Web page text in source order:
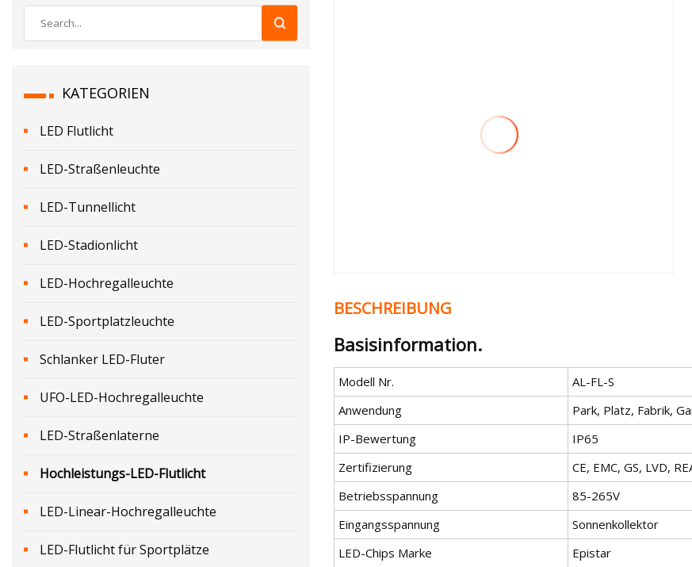
KATEGORIEN
LED Flutlicht
LED-Straßenleuchte
LED-Tunnellicht
LED-Stadionlicht
LED-Hochregalleuchte
LED-Sportplatzleuchte
Schlanker LED-Fluter
UFO-LED-Hochregalleuchte
LED-Straßenlaterne
Hochleistungs-LED-Flutlicht
LED-Linear-Hochregalleuchte
LED-Flutlicht für Sportplätze
BESCHREIBUNG
Basisinformation.
Modell Nr.
AL-FL-S
Anwendung
Park, Platz, Fabrik,
IP-Bewertung
IP65
Zertifizierung
CE, EMC, GS, LVD,
Betriebsspannung
85-265V
Eingangsspannung
Sonnenkollektor
LED-Chips Marke
Epistar